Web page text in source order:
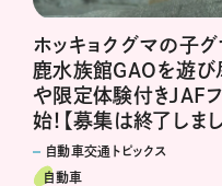
ホッキョクグマの子
鹿水族館GAOを遊び
や限定体験付きJAF
始！【募集は終了しまし
自動車交通トピックス
自動車